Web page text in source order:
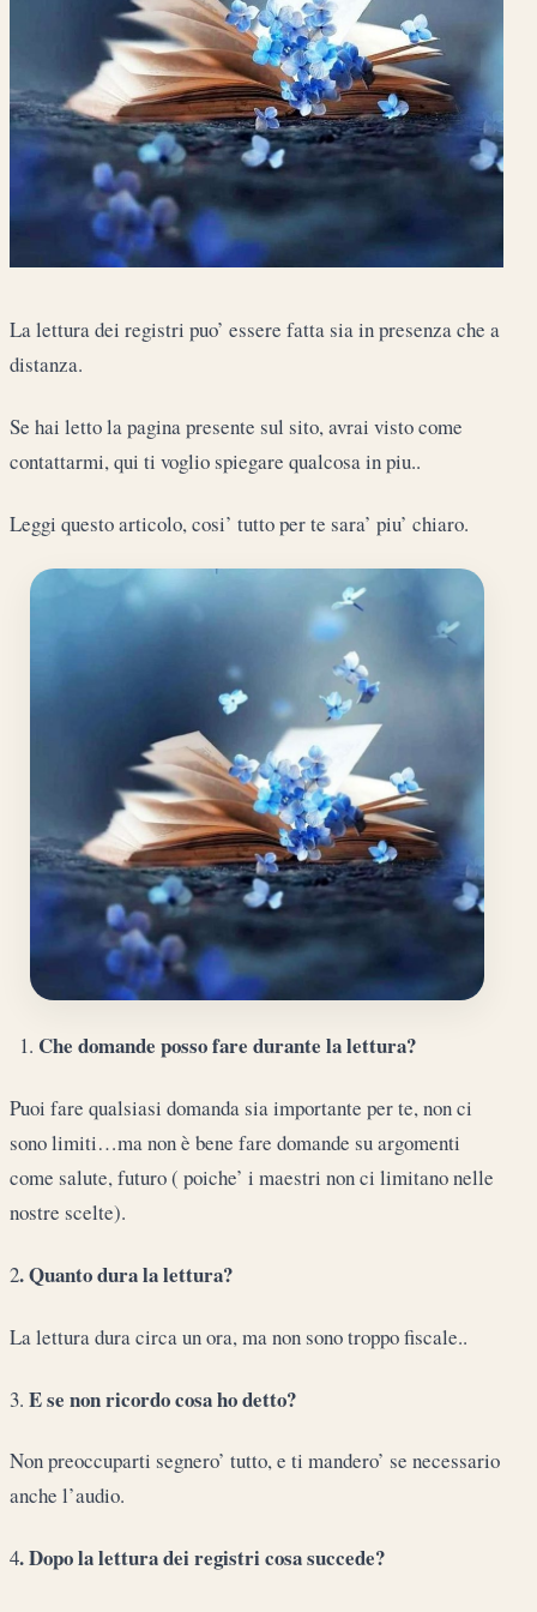
La lettura dei registri puo’ essere fatta sia in presenza che a
distanza.
Se hai letto la pagina presente sul sito, avrai visto come
contattarmi, qui ti voglio spiegare qualcosa in piu..
Leggi questo articolo, cosi’ tutto per te sara’ piu’ chiaro.
Che domande posso fare durante la lettura?
Puoi fare qualsiasi domanda sia importante per te, non ci
sono limiti…ma non è bene fare domande su argomenti
come salute, futuro ( poiche’ i maestri non ci limitano nelle
nostre scelte).
2. Quanto dura la lettura?
La lettura dura circa un ora, ma non sono troppo fiscale..
3. E se non ricordo cosa ho detto?
Non preoccuparti segnero’ tutto, e ti mandero’ se necessario
anche l’audio.
4. Dopo la lettura dei registri cosa succede?